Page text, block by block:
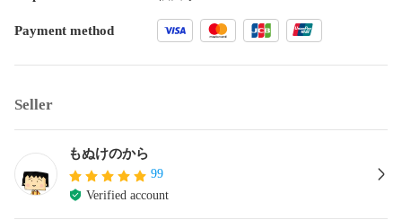
Payment method
Seller
もぬけのから
99
Verified account